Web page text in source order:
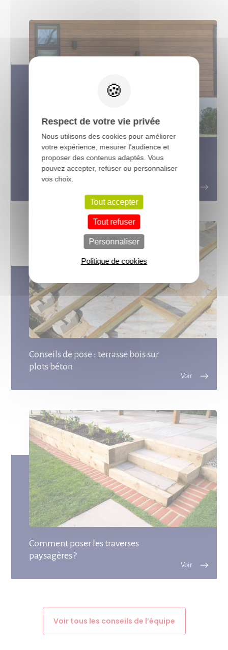
Bardage bois et isolation : le duo
gagnant pour une rénovation
énergétique esthétique
Conseils de pose : terrasse bois sur
plots béton
Comment poser les traverses
paysagères ?
Voir tous les conseils de l’équipe
Respect de votre vie privée
Nous utilisons des cookies pour améliorer
votre expérience, mesurer l'audience et
proposer des contenus adaptés. Vous
pouvez accepter, refuser ou personnaliser
vos choix.
Tout accepter
Tout refuser
Personnaliser
Politique de cookies